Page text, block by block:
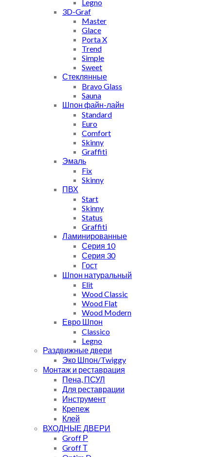
Legno
3D-Graf
Master
Glace
Porta X
Trend
Simple
Sweet
Стеклянные
Bravo Glass
Sauna
Шпон файн-лайн
Standard
Euro
Comfort
Skinny
Graffiti
Эмаль
Fix
Skinny
ПВХ
Start
Skinny
Status
Graffiti
Ламинированные
Серия 10
Серия 30
Гост
Шпон натуральный
Elit
Wood Classic
Wood Flat
Wood Modern
Евро Шпон
Classico
Legno
Раздвижные двери
Эко Шпон/Twiggy
Монтаж и реставрация
Пена, ПСУЛ
Для реставрации
Инструмент
Крепеж
Клей
ВХОДНЫЕ ДВЕРИ
Groff Р
Groff Т